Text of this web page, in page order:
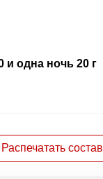
и одна ночь 20 г
Распечатать состав